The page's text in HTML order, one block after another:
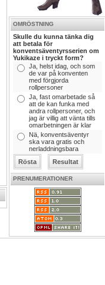
OMRÖSTNING
Skulle du kunna tänka dig
att betala för
konventsäventyrsserien om
Yukikaze i tryckt form?
Ja, helst idag, och som
de var på konventen
med förgjorda
rollpersoner
Ja, fast omarbetade så
att de kan funka med
andra rollpersoner, och
jag är villig att vänta tills
omarbetningen är klar
Nä, konventsäventyr
ska vara gratis och
nerladdningsbara
PRENUMERATIONER